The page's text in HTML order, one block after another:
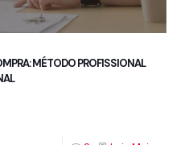
MÉTODO PROFISSIONAL